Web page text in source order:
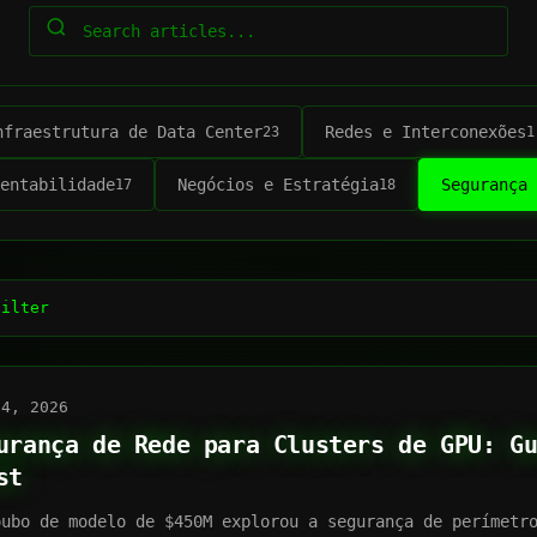
de Data Center23 Redes e Interconexões1
17 Negócios e Estratégia18
2026
de Rede para Clusters de GPU:
de modelo de $450M explorou a segurança de